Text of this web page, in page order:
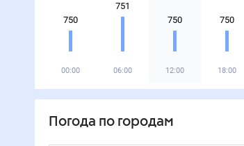
750
00:00
751
06:00
750
12:00
750
18:00
Погода по городам